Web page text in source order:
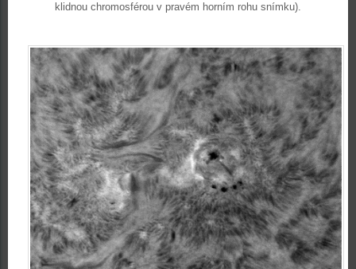
klidnou chromosférou v pravém horním rohu snímku).